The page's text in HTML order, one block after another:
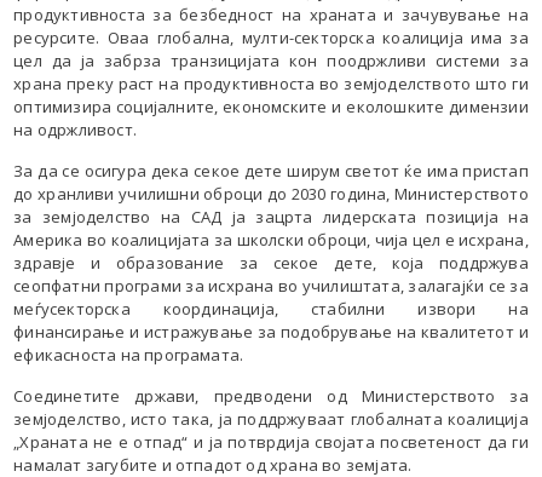
продуктивноста за безбедност на храната и зачувување на
ресурсите. Оваа глобална, мулти-секторска коалиција има за
цел да ја забрза транзицијата кон поодржливи системи за
храна преку раст на продуктивноста во земјоделството што ги
оптимизира социјалните, економските и еколошките димензии
на одржливост.
За да се осигура дека секое дете ширум светот ќе има пристап
до хранливи училишни оброци до 2030 година, Министерството
за земјоделство на САД ја зацрта лидерската позиција на
Америка во коалицијата за школски оброци, чија цел е исхрана,
здравје и образование за секое дете, која поддржува
сеопфатни програми за исхрана во училиштата, залагајќи се за
меѓусекторска координација, стабилни извори на
финансирање и истражување за подобрување на квалитетот и
ефикасноста на програмата.
Соединетите држави, предводени од Министерството за
земјоделство, исто така, ја поддржуваат глобалната коалиција
„Храната не е отпад“ и ја потврдија својата посветеност да ги
намалат загубите и отпадот од храна во земјата.